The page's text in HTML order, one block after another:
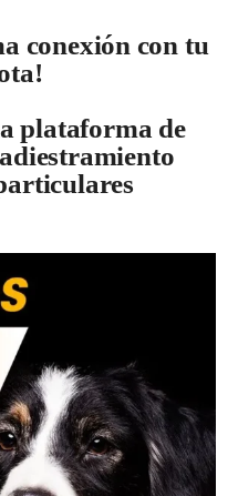
conexión con tu
plataforma de